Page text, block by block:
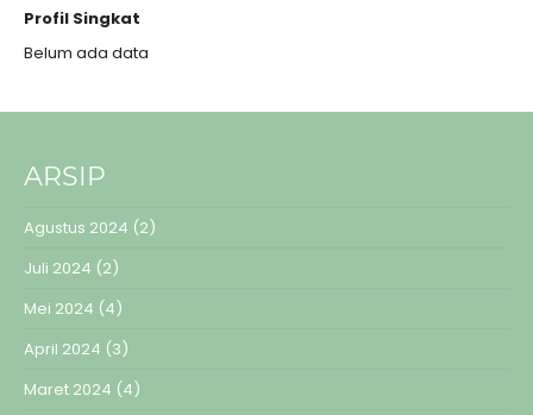
Profil Singkat
Belum ada data
ARSIP
Agustus 2024 (2)
Juli 2024 (2)
Mei 2024 (4)
April 2024 (3)
Maret 2024 (4)